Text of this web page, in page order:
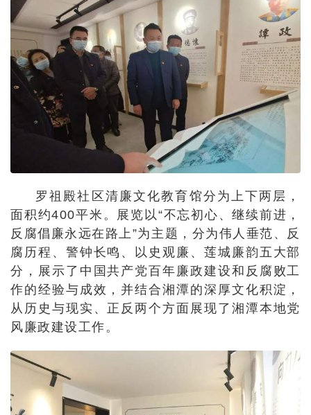
罗祖殿社区清廉文化教育馆分为上下两层，
面积约400平米。展览以“不忘初心、继续前进，
反腐倡廉永远在路上”为主题，分为伟人垂范、反
腐历程、警钟长鸣、以史观廉、莲城廉韵五大部
分，展示了中国共产党百年廉政建设和反腐败工
作的经验与成效，并结合湘潭的深厚文化积淀，
从历史与现实、正反两个方面展现了湘潭本地党
风廉政建设工作。